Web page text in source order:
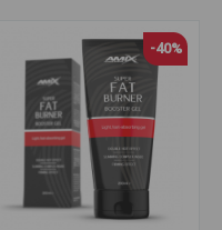
-40%